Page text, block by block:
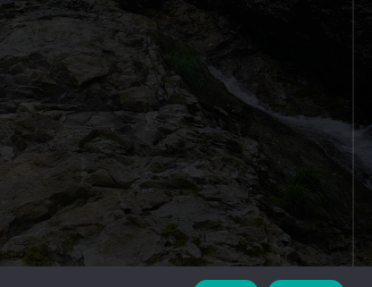
designed by MASUDA KOHBOH Inc.